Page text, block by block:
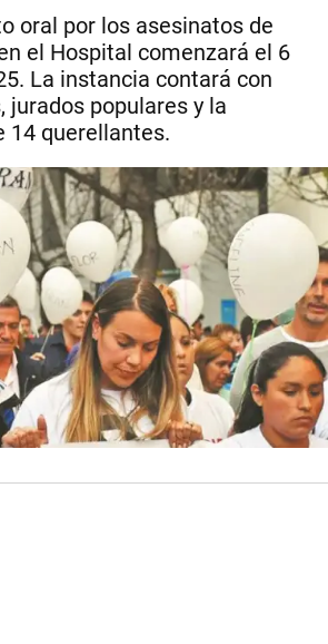
oral por los asesinatos de
el Hospital comenzará el 6
La instancia contará con
jurados populares y la
14 querellantes.